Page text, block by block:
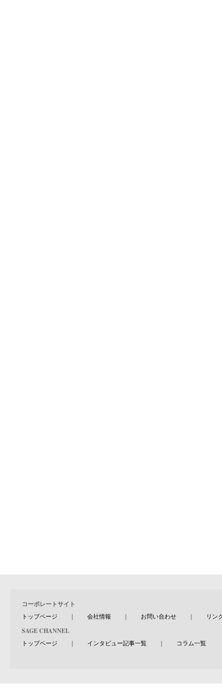
コーポレートサイト
トップページ ｜ 会社情報 ｜ お問い合わせ ｜ リン
SAGE CHANNEL
トップページ ｜ インタビュー記事一覧 ｜ コラム一覧